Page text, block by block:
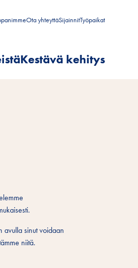
Ota yhteyttäSijainnitTyöpaikat
Kestävä kehitys
avulla sinut voidaan
niitä.